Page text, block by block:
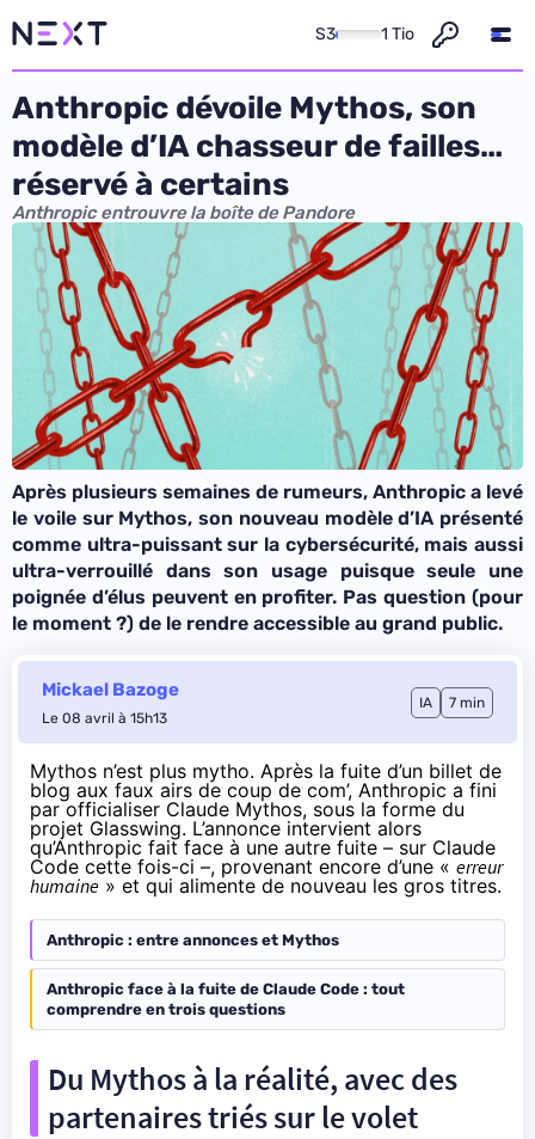
S3 1 Tio
Anthropic dévoile Mythos, son
modèle d’IA chasseur de failles…
réservé à certains
Anthropic entrouvre la boîte de Pandore
Après plusieurs semaines de rumeurs, Anthropic a levé
le voile sur Mythos, son nouveau modèle d’IA présenté
comme ultra-puissant sur la cybersécurité, mais aussi
ultra-verrouillé dans son usage puisque seule une
poignée d’élus peuvent en profiter. Pas question (pour
le moment ?) de le rendre accessible au grand public.
Mickael Bazoge
Le 08 avril à 15h13
IA 7 min
Mythos n’est plus mytho. Après la fuite d’un billet de
blog aux faux airs de coup de com’, Anthropic a fini
par officialiser Claude Mythos, sous la forme du
projet Glasswing. L’annonce intervient alors
qu’Anthropic fait face à une autre fuite – sur Claude
Code cette fois-ci –, provenant encore d’une « erreur
humaine » et qui alimente de nouveau les gros titres.
Anthropic : entre annonces et Mythos
Anthropic face à la fuite de Claude Code : tout
comprendre en trois questions
Du Mythos à la réalité, avec des
partenaires triés sur le volet